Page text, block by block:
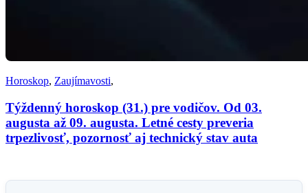
Horoskop, Zaujímavosti,
Týždenný horoskop (31.) pre vodičov. Od 03.
augusta až 09. augusta. Letné cesty preveria
trpezlivosť, pozornosť aj technický stav auta